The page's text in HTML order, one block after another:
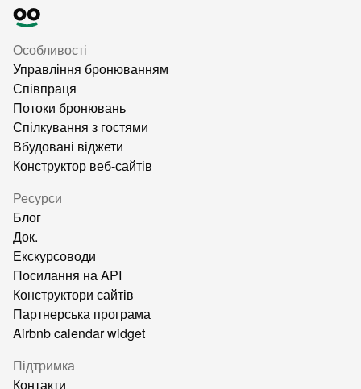
Особливості
Управління бронюванням
Співпраця
Потоки бронювань
Спілкування з гостями
Вбудовані віджети
Конструктор веб-сайтів
Ресурси
Блог
Док.
Екскурсоводи
Посилання на API
Конструктори сайтів
Партнерська програма
Airbnb calendar widget
Підтримка
Контакти